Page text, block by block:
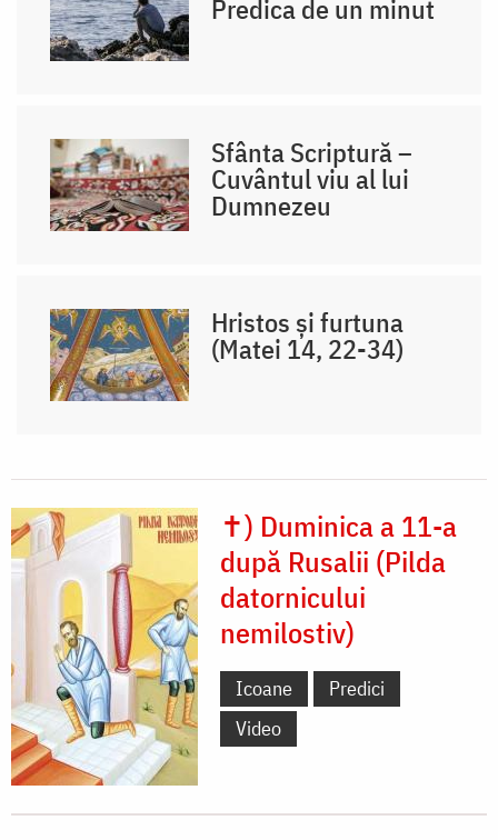
Predica de un minut
Sfânta Scriptură –
Cuvântul viu al lui
Dumnezeu
Hristos și furtuna
(Matei 14, 22-34)
✝) Duminica a 11-a
după Rusalii (Pilda
datornicului
nemilostiv)
Icoane
Predici
Video